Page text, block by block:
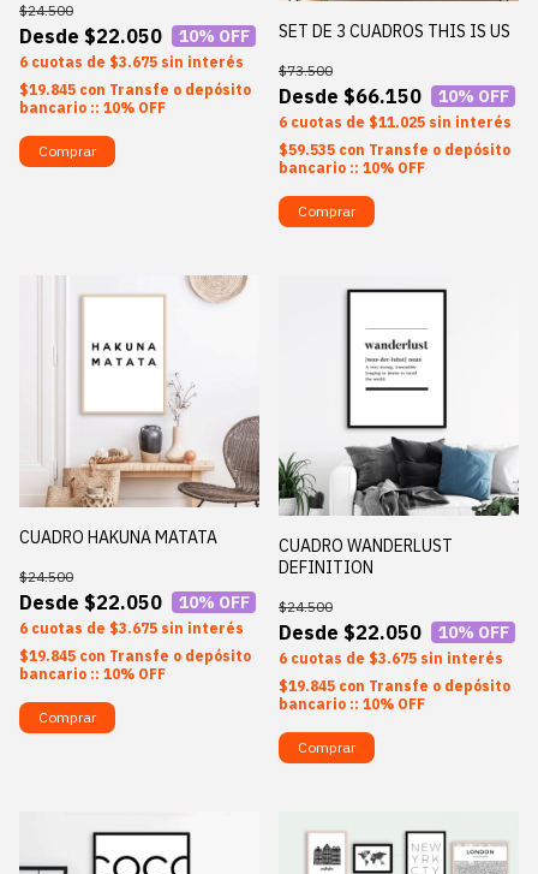
$22.050
$24.500
10% OFF
6 $3.675 sin interés
$19.845 con Transfe o depósito
bancario :: 10% OFF
Comprar
SET DE 3 CUADROS THIS IS US
$66.150
$73.500
10% OFF
6 $11.025 sin interés
$59.535 con Transfe o depósito
bancario :: 10% OFF
Comprar
CUADRO HAKUNA MATATA
$22.050
$24.500
10% OFF
6 $3.675 sin interés
$19.845 con Transfe o depósito
bancario :: 10% OFF
Comprar
CUADRO WANDERLUST
DEFINITION
$22.050
$24.500
10% OFF
6 $3.675 sin interés
$19.845 con Transfe o depósito
bancario :: 10% OFF
Comprar